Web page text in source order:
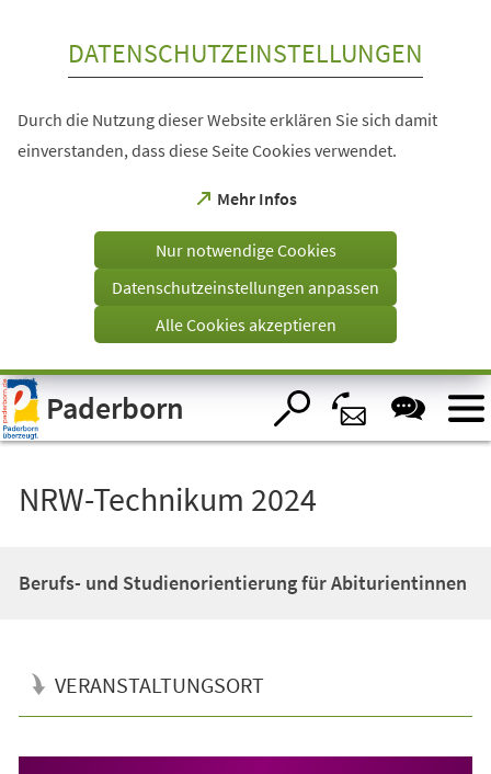
Visuelle
Assistenzsoftware
öffnen.
DATENSCHUTZEINSTELLUNGEN
Durch die Nutzung dieser Website erklären Sie sich damit
einverstanden, dass diese Seite Cookies verwendet.
Mehr Infos
(Öffnet
einem
Tab)
Nur notwendige Cookies
Datenschutzeinstellungen anpassen
Alle Cookies akzeptieren
Paderborn
NRW-Technikum 2024
Berufs- und Studienorientierung für Abiturientinnen
VERANSTALTUNGSORT